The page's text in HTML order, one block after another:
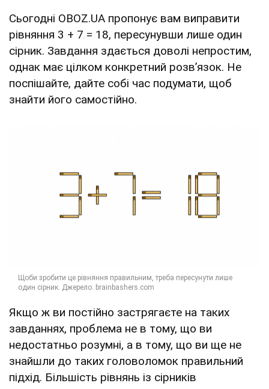
Сьогодні OBOZ.UA пропонує вам виправити
рівняння 3 + 7 = 18, пересунувши лише один
сірник. Завдання здається доволі непростим,
однак має цілком конкретний розв’язок. Не
поспішайте, дайте собі час подумати, щоб
знайти його самостійно.
Якщо ж ви постійно застрягаєте на таких
завданнях, проблема не в тому, що ви
недостатньо розумні, а в тому, що ви ще не
знайшли до таких головоломок правильний
підхід. Більшість рівнянь із сірників